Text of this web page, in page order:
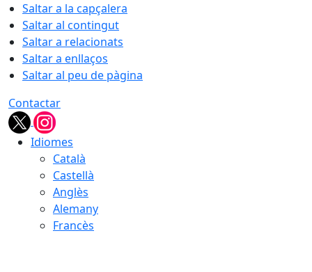
Saltar a la capçalera
Saltar al contingut
Saltar a relacionats
Saltar a enllaços
Saltar al peu de pàgina
Contactar
Idiomes
Català
Castellà
Anglès
Alemany
Francès